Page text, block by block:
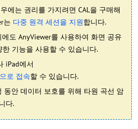
우에는 권리를 가지려면 CAL을 구매해
는 다중 원격 세션을 지원합니다.
도 AnyViewer를 사용하여 화면 공유
기능을 사용할 수 있습니다.
iPad에서
로 접속할 수 있습니다.
동안 데이터 보호를 위해 타원 곡선 암
다.